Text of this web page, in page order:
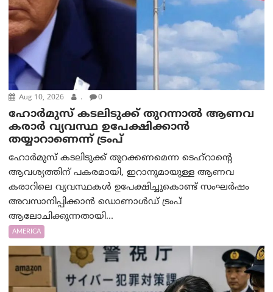
Aug 10, 2026 . 0
ഹോർമുസ് കടലിടുക്ക് തുറന്നാൽ ആണവ
കരാർ വ്യവസ്ഥ ഉപേക്ഷിക്കാൻ
തയ്യാറാണെന്ന് ട്രം‌പ്
ഹോർമുസ് കടലിടുക്ക് തുറക്കണമെന്ന ടെഹ്‌റാന്റെ
ആവശ്യത്തിന് പകരമായി, ഇറാനുമായുള്ള ആണവ
കരാറിലെ വ്യവസ്ഥകൾ ഉപേക്ഷിച്ചുകൊണ്ട് സംഘർഷം
അവസാനിപ്പിക്കാൻ ഡൊണാൾഡ് ട്രംപ്
ആലോചിക്കുന്നതായി...
AMERICA